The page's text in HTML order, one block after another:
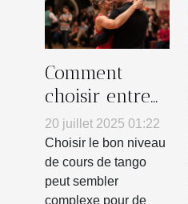
Comment
choisir entre
un cours
débutant ou
intermédiaire
en tango ?
20 juillet 2025 01:22
Choisir le bon niveau
de cours de tango
peut sembler
complexe pour de